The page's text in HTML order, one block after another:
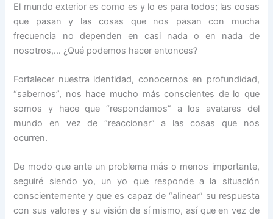
El mundo exterior es como es y lo es para todos; las cosas
que pasan y las cosas que nos pasan con mucha
frecuencia no dependen en casi nada o en nada de
nosotros,… ¿Qué podemos hacer entonces?
Fortalecer nuestra identidad, conocernos en profundidad,
“sabernos”, nos hace mucho más conscientes de lo que
somos y hace que “respondamos” a los avatares del
mundo en vez de “reaccionar” a las cosas que nos
ocurren.
De modo que ante un problema más o menos importante,
seguiré siendo yo, un yo que responde a la situación
conscientemente y que es capaz de “alinear” su respuesta
con sus valores y su visión de sí mismo, así que en vez de